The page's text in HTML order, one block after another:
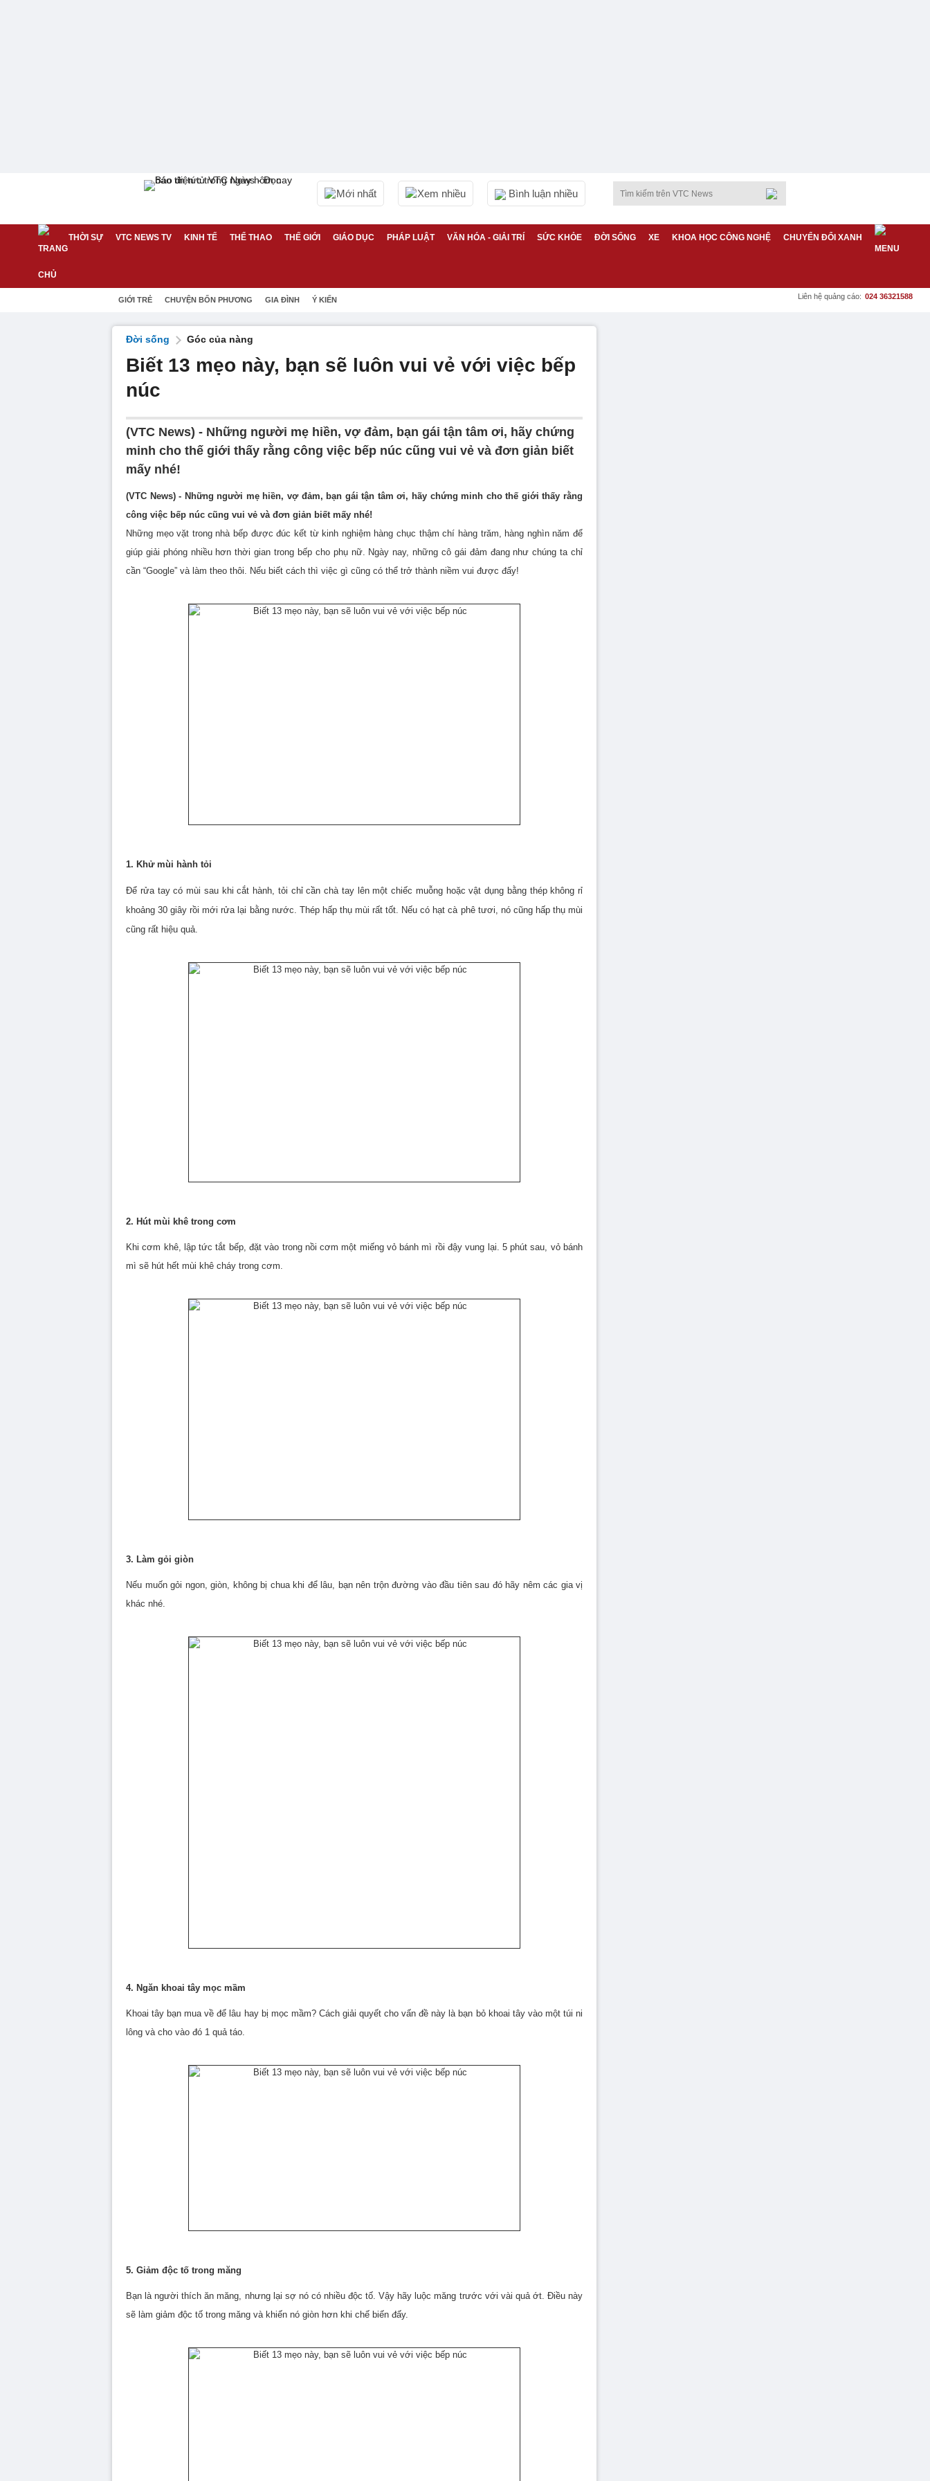
Mới nhất Xem nhiều Bình luận nhiều
THỜI SỰ VTC NEWS TV KINH TẾ THỂ THAO THẾ GIỚI GIÁO DỤC PHÁP LUẬT VĂN HÓA - GIẢI TRÍ SỨC KHỎE ĐỜI SỐNG XE KHOA HỌC CÔNG NGHỆ CHUYỂN ĐỔI XANH
GIỚI TRẺ CHUYỆN BỐN PHƯƠNG GIA ĐÌNH Ý KIẾN Liên hệ quảng cáo: 024 36321588
Đời sống Góc của nàng
Biết 13 mẹo này, bạn sẽ luôn vui vẻ với việc bếp
núc
(VTC News) - Những người mẹ hiền, vợ đảm, bạn gái tận tâm ơi, hãy chứng
minh cho thế giới thấy rằng công việc bếp núc cũng vui vẻ và đơn giản biết
mấy nhé!
(VTC News) - Những người mẹ hiền, vợ đảm, bạn gái tận tâm ơi, hãy chứng minh cho thế giới thấy rằng
công việc bếp núc cũng vui vẻ và đơn giản biết mấy nhé!
Những mẹo vặt trong nhà bếp được đúc kết từ kinh nghiệm hàng chục thậm chí hàng trăm, hàng nghìn năm để
giúp giải phóng nhiều hơn thời gian trong bếp cho phụ nữ. Ngày nay, những cô gái đảm đang như chúng ta chỉ
cần “Google” và làm theo thôi. Nếu biết cách thì việc gì cũng có thể trở thành niềm vui được đấy!
1. Khử mùi hành tỏi
Để rửa tay có mùi sau khi cắt hành, tỏi chỉ cần chà tay lên một chiếc muỗng hoặc vật dụng bằng thép không rỉ
khoảng 30 giây rồi mới rửa lại bằng nước. Thép hấp thụ mùi rất tốt. Nếu có hạt cà phê tươi, nó cũng hấp thụ mùi
cũng rất hiệu quả.
2. Hút mùi khê trong cơm
Khi cơm khê, lập tức tắt bếp, đặt vào trong nồi cơm một miếng vỏ bánh mì rồi đậy vung lại. 5 phút sau, vỏ bánh
mì sẽ hút hết mùi khê cháy trong cơm.
3. Làm gỏi giòn
Nếu muốn gỏi ngon, giòn, không bị chua khi để lâu, bạn nên trộn đường vào đầu tiên sau đó hãy nêm các gia vị
khác nhé.
4. Ngăn khoai tây mọc mầm
Khoai tây bạn mua về để lâu hay bị mọc mầm? Cách giải quyết cho vấn đề này là bạn bỏ khoai tây vào một túi ni
lông và cho vào đó 1 quả táo.
5. Giảm độc tố trong măng
Bạn là người thích ăn măng, nhưng lại sợ nó có nhiều độc tố. Vậy hãy luộc măng trước với vài quả ớt. Điều này
sẽ làm giảm độc tố trong măng và khiến nó giòn hơn khi chế biến đấy.